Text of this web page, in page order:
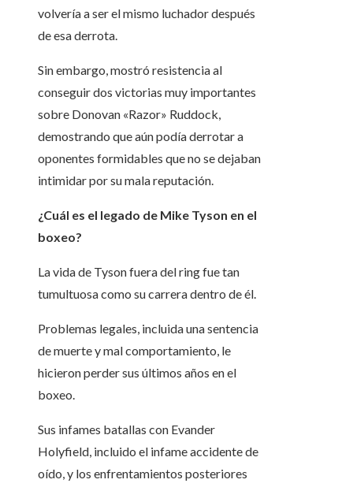
volvería a ser el mismo luchador después
de esa derrota.
Sin embargo, mostró resistencia al
conseguir dos victorias muy importantes
sobre Donovan «Razor» Ruddock,
demostrando que aún podía derrotar a
oponentes formidables que no se dejaban
intimidar por su mala reputación.
¿Cuál es el legado de Mike Tyson en el
boxeo?
La vida de Tyson fuera del ring fue tan
tumultuosa como su carrera dentro de él.
Problemas legales, incluida una sentencia
de muerte y mal comportamiento, le
hicieron perder sus últimos años en el
boxeo.
Sus infames batallas con Evander
Holyfield, incluido el infame accidente de
oído, y los enfrentamientos posteriores